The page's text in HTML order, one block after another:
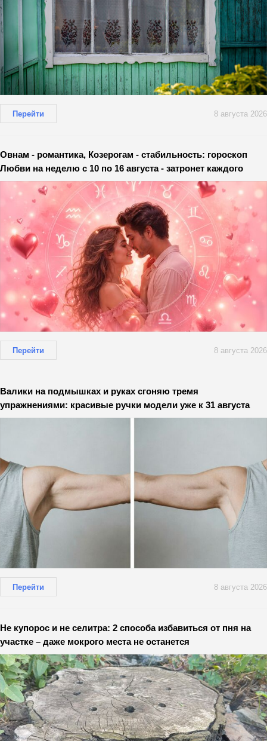
Перейти 8 августа 2026
Овнам - романтика, Козерогам - стабильность: гороскоп
Любви на неделю с 10 по 16 августа - затронет каждого
Перейти 8 августа 2026
Валики на подмышках и руках сгоняю тремя
упражнениями: красивые ручки модели уже к 31 августа
Перейти 8 августа 2026
Не купорос и не селитра: 2 способа избавиться от пня на
участке – даже мокрого места не останется